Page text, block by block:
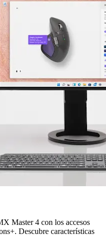
Master 4 con los accesos
Descubre características